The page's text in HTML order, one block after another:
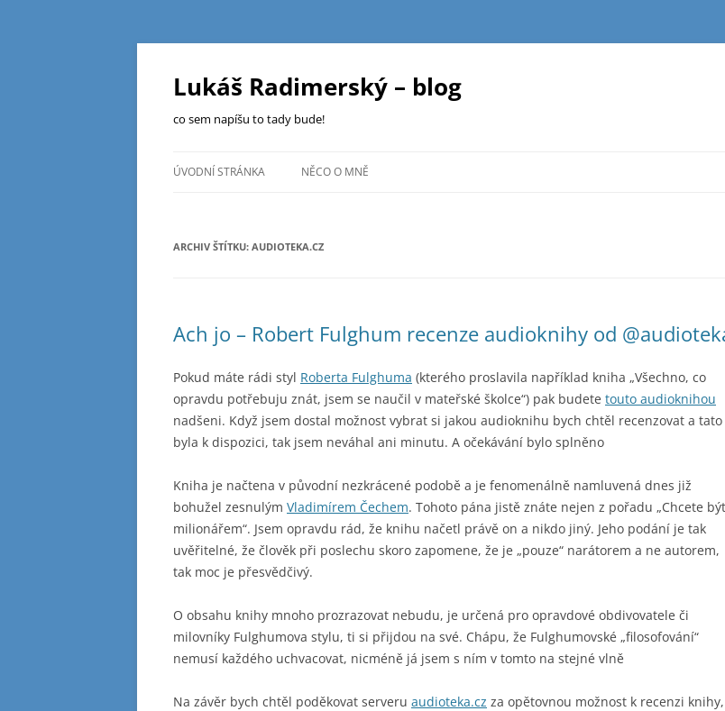
Přejít
obsahu
webu
Lukáš Radimerský – blog
co sem napíšu to tady bude!
ÚVODNÍ STRÁNKA NĚCO O MNĚ
ARCHIV ŠTÍTKU: AUDIOTEKA.CZ
Ach jo – Robert Fulghum recenze audioknihy od
Pokud máte rádi styl Roberta Fulghuma (kterého proslavila například kniha „Všechno, co
opravdu potřebuju znát, jsem se naučil v mateřské školce“) pak budete touto audioknihou
nadšeni. Když jsem dostal možnost vybrat si jakou audioknihu bych chtěl recenzovat a tato
byla k dispozici, tak jsem neváhal ani minutu. A očekávání bylo splněno
Kniha je načtena v původní nezkrácené podobě a je fenomenálně namluvená dnes již
bohužel zesnulým Vladimírem Čechem. Tohoto pána jistě znáte nejen z pořadu „Chcete být
milionářem“. Jsem opravdu rád, že knihu načetl právě on a nikdo jiný. Jeho podání je tak
uvěřitelné, že člověk při poslechu skoro zapomene, že je „pouze“ narátorem a ne autorem,
tak moc je přesvědčivý.
O obsahu knihy mnoho prozrazovat nebudu, je určená pro opravdové obdivovatele či
milovníky Fulghumova stylu, ti si přijdou na své. Chápu, že Fulghumovské „filosofování“
nemusí každého uchvacovat, nicméně já jsem s ním v tomto na stejné vlně
Na závěr bych chtěl poděkovat serveru audioteka.cz za opětovnou možnost k recenzi knihy,